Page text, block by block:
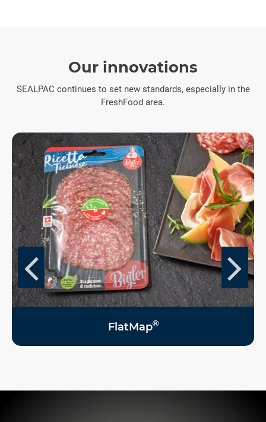
Our innovations
SEALPAC continues to set new standards, especially in the
FreshFood area.
FlatMap®